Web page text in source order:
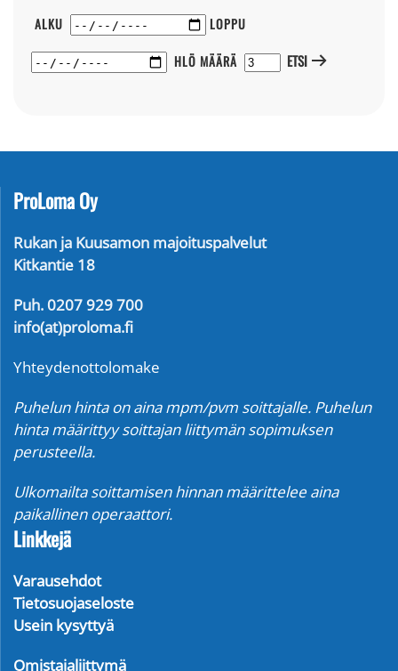
ALKU
LOPPU
HLÖ MÄÄRÄ
ETSI
ProLoma Oy
Rukan ja Kuusamon majoituspalvelut
Kitkantie 18
Puh. 0207 929 700
info(at)proloma.fi
Yhteydenottolomake
Puhelun hinta on aina mpm/pvm soittajalle. Puhelun
hinta määrittyy soittajan liittymän sopimuksen
perusteella.
Ulkomailta soittamisen hinnan määrittelee aina
paikallinen operaattori.
Linkkejä
Varausehdot
Tietosuojaseloste
Usein kysyttyä
Omistajaliittymä